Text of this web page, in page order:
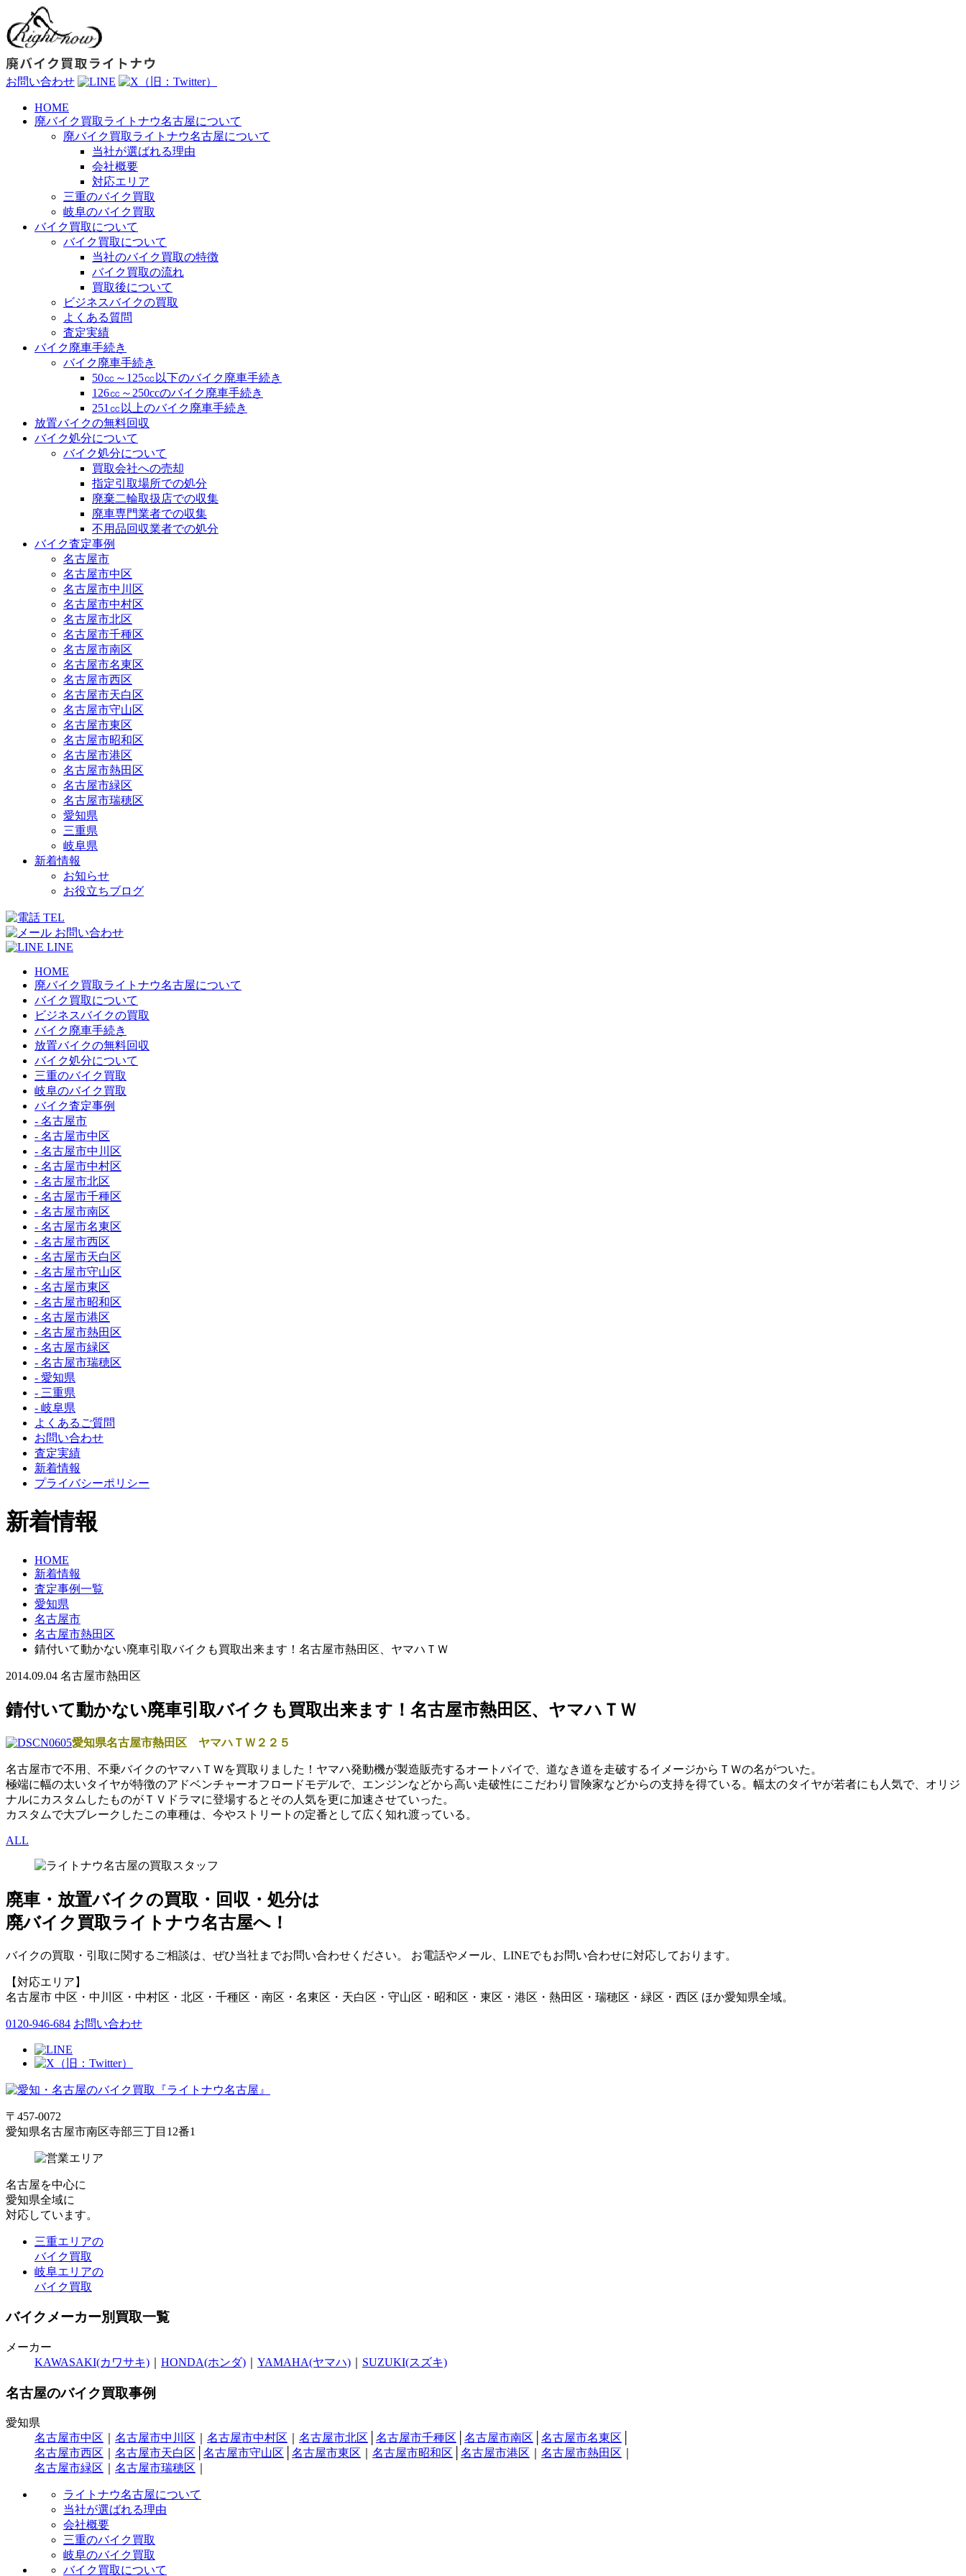
お問い合わせ
HOME
廃バイク買取ライトナウ名古屋について
廃バイク買取ライトナウ名古屋について
当社が選ばれる理由
会社概要
対応エリア
三重のバイク買取
岐阜のバイク買取
バイク買取について
バイク買取について
当社のバイク買取の特徴
バイク買取の流れ
買取後について
ビジネスバイクの買取
よくある質問
査定実績
バイク廃車手続き
バイク廃車手続き
50㏄～125㏄以下のバイク廃車手続き
126㏄～250ccのバイク廃車手続き
251㏄以上のバイク廃車手続き
放置バイクの無料回収
バイク処分について
バイク処分について
買取会社への売却
指定引取場所での処分
廃棄二輪取扱店での収集
廃車専門業者での収集
不用品回収業者での処分
バイク査定事例
名古屋市
名古屋市中区
名古屋市中川区
名古屋市中村区
名古屋市北区
名古屋市千種区
名古屋市南区
名古屋市名東区
名古屋市西区
名古屋市天白区
名古屋市守山区
名古屋市東区
名古屋市昭和区
名古屋市港区
名古屋市熱田区
名古屋市緑区
名古屋市瑞穂区
愛知県
三重県
岐阜県
新着情報
お知らせ
お役立ちブログ
TEL
お問い合わせ
LINE
HOME
廃バイク買取ライトナウ名古屋について
バイク買取について
ビジネスバイクの買取
バイク廃車手続き
放置バイクの無料回収
バイク処分について
三重のバイク買取
岐阜のバイク買取
バイク査定事例
- 名古屋市
- 名古屋市中区
- 名古屋市中川区
- 名古屋市中村区
- 名古屋市北区
- 名古屋市千種区
- 名古屋市南区
- 名古屋市名東区
- 名古屋市西区
- 名古屋市天白区
- 名古屋市守山区
- 名古屋市東区
- 名古屋市昭和区
- 名古屋市港区
- 名古屋市熱田区
- 名古屋市緑区
- 名古屋市瑞穂区
- 愛知県
- 三重県
- 岐阜県
よくあるご質問
お問い合わせ
査定実績
新着情報
プライバシーポリシー
新着情報
HOME
新着情報
査定事例一覧
愛知県
名古屋市
名古屋市熱田区
錆付いて動かない廃車引取バイクも買取出来ます！名古屋市熱田区、ヤマハＴＷ
2014.09.04 名古屋市熱田区
錆付いて動かない廃車引取バイクも買取出来ます！名古屋市熱田区、ヤマハＴＷ
愛知県名古屋市熱田区 ヤマハＴＷ２２５
名古屋市で不用、不乗バイクのヤマハＴＷを買取りました！ヤマハ発動機が製造販売するオートバイで、道なき道を走破するイメージからＴＷの名がついた。
極端に幅の太いタイヤが特徴のアドベンチャーオフロードモデルで、エンジンなどから高い走破性にこだわり冒険家などからの支持を得ている。幅太のタイヤが若者にも人気で、オリジ
ナルにカスタムしたものがＴＶドラマに登場するとその人気を更に加速させていった。
カスタムで大ブレークしたこの車種は、今やストリートの定番として広く知れ渡っている。
ALL
廃車・放置バイクの買取・回収・処分は
廃バイク買取ライトナウ名古屋へ！
バイクの買取・引取に関するご相談は、ぜひ当社までお問い合わせください。 お電話やメール、LINEでもお問い合わせに対応しております。
【対応エリア】
名古屋市 中区・中川区・中村区・北区・千種区・南区・名東区・天白区・守山区・昭和区・東区・港区・熱田区・瑞穂区・緑区・西区 ほか愛知県全域。
0120-946-684 お問い合わせ
〒457-0072
愛知県名古屋市南区寺部三丁目12番1
名古屋を中心に
愛知県全域に
対応しています。
三重エリアの
バイク買取
岐阜エリアの
バイク買取
バイクメーカー別買取一覧
メーカー
KAWASAKI(カワサキ)
HONDA(ホンダ) YAMAHA(ヤマハ) SUZUKI(スズキ)
名古屋のバイク買取事例
愛知県
名古屋市中区
名古屋市中川区 名古屋市中村区 名古屋市北区 名古屋市千種区 名古屋市南区 名古屋市名東区
名古屋市西区
名古屋市天白区 名古屋市守山区 名古屋市東区 名古屋市昭和区 名古屋市港区 名古屋市熱田区
名古屋市緑区
名古屋市瑞穂区
ライトナウ名古屋について
当社が選ばれる理由
会社概要
三重のバイク買取
岐阜のバイク買取
バイク買取について